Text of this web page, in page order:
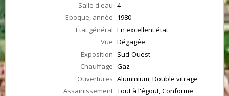
Salle d'eau 4
Epoque, année 1980
État général En excellent état
Vue Dégagée
Exposition Sud-Ouest
Chauffage Gaz
Ouvertures Aluminium, Double vitrage
Assainissement Tout à l'égout, Conforme